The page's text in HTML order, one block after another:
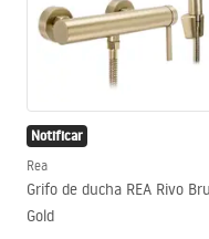
Notificar
Rea
Grifo de ducha REA Rivo
Gold